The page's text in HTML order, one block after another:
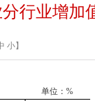
行业增加
小】
单位：%